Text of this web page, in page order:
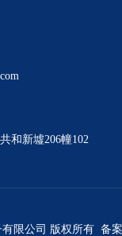
和新墟206幢102
限公司 版权所有 备